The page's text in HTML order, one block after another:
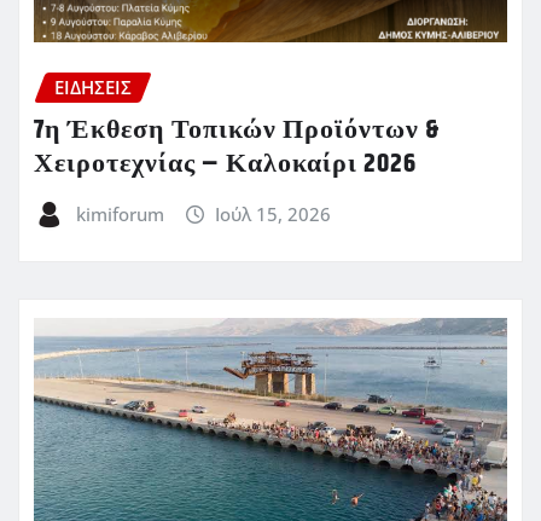
ΕΙΔΗΣΕΙΣ
7η Έκθεση Τοπικών Προϊόντων &
Χειροτεχνίας – Καλοκαίρι 2026
kimiforum Ιούλ 15, 2026